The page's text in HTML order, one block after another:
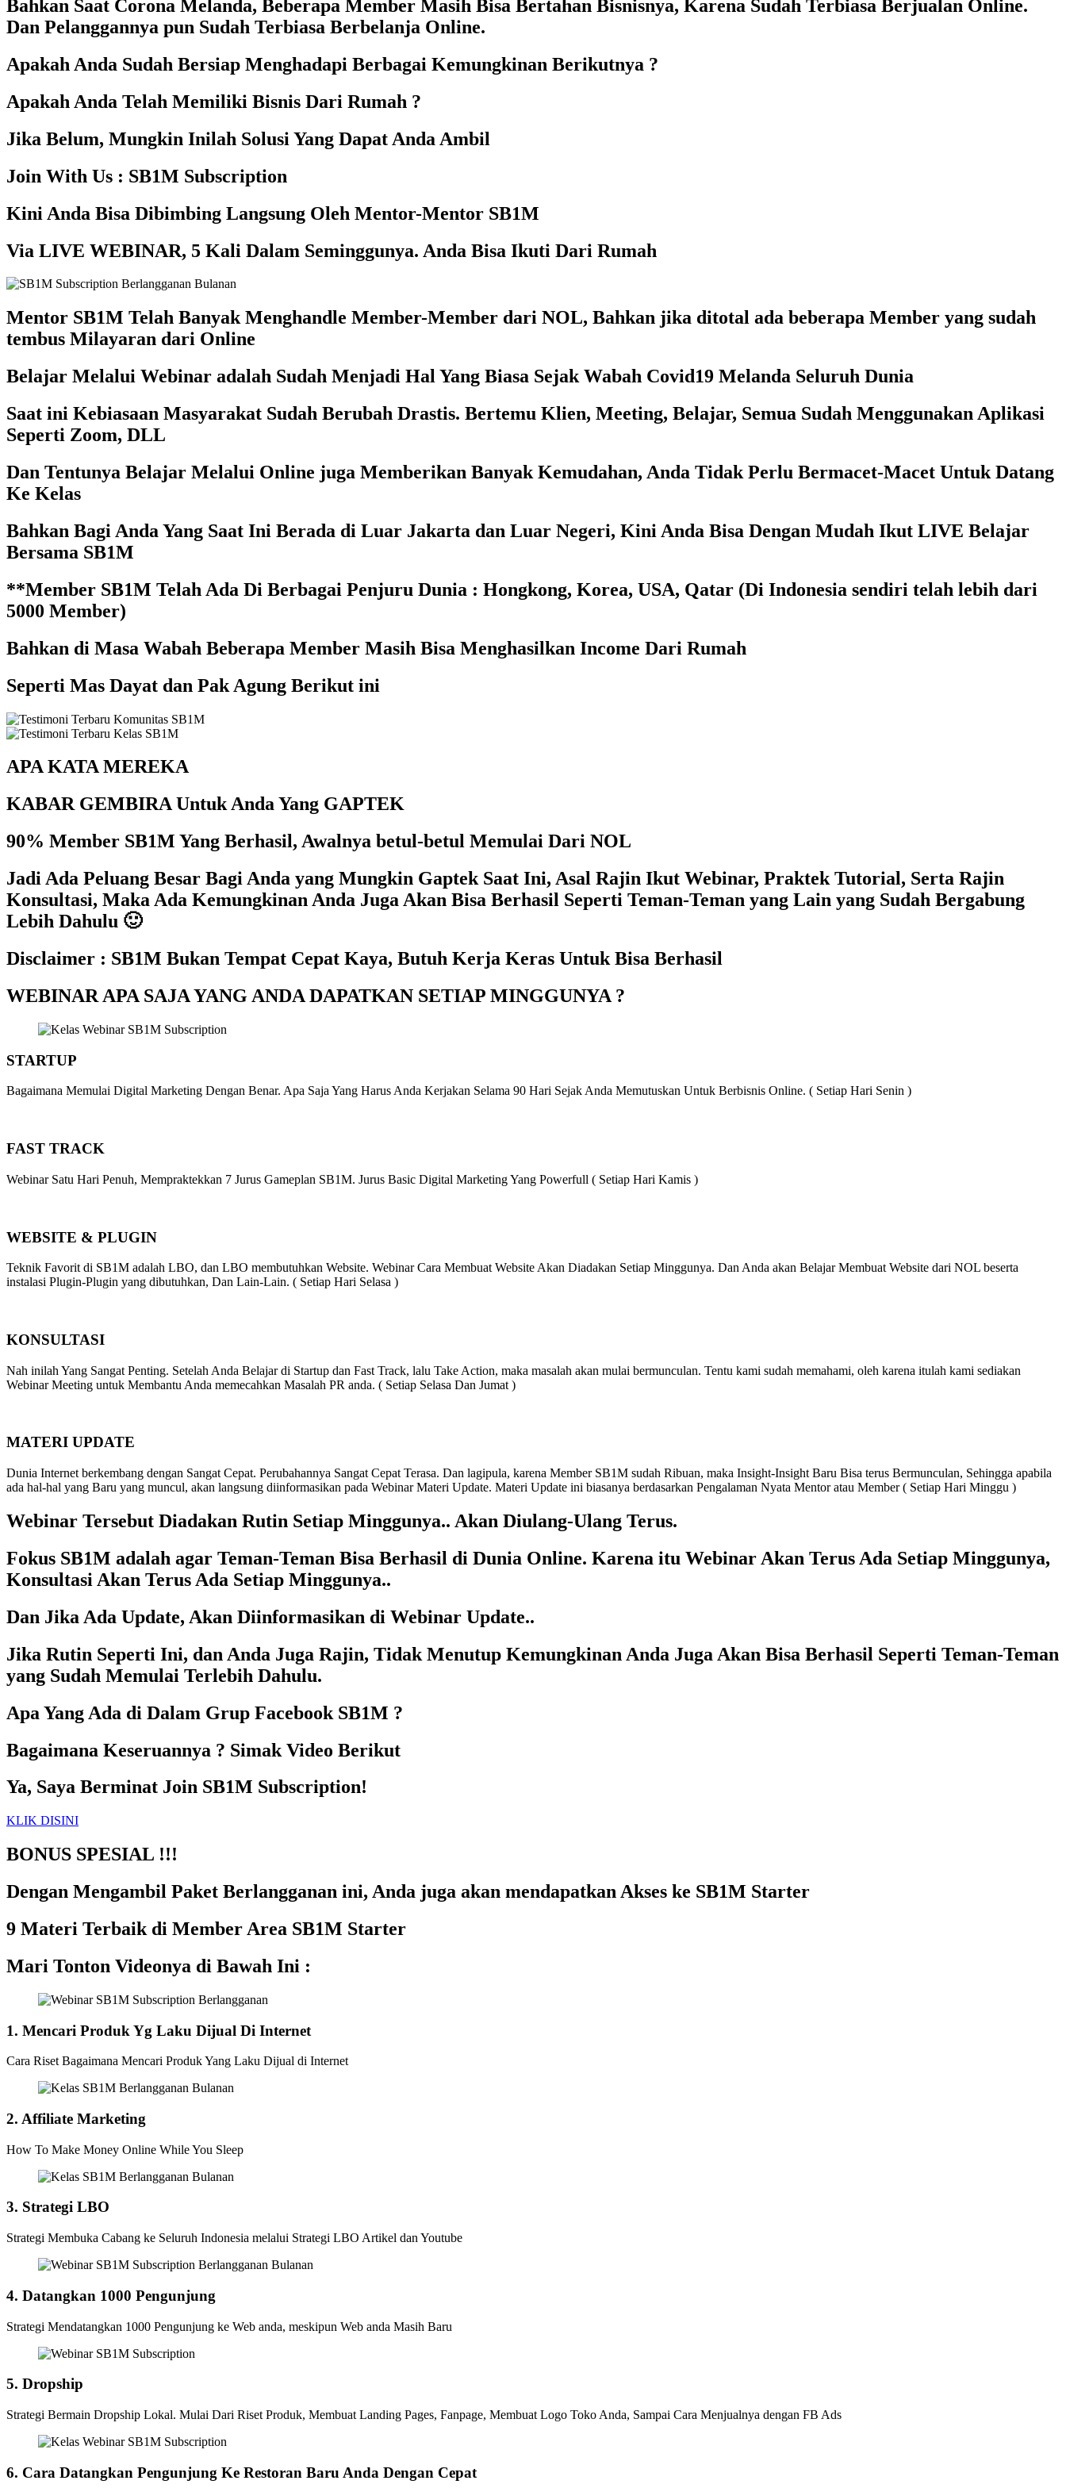
Bahkan Saat Corona Melanda, Beberapa Member Masih Bisa Bertahan Bisnisnya, Karena Sudah Terbiasa Berjualan Online.
Dan Pelanggannya pun Sudah Terbiasa Berbelanja Online.
Apakah Anda Sudah Bersiap Menghadapi Berbagai Kemungkinan Berikutnya ?
Apakah Anda Telah Memiliki Bisnis Dari Rumah ?
Jika Belum, Mungkin Inilah Solusi Yang Dapat Anda Ambil
Join With Us : SB1M Subscription
Kini Anda Bisa Dibimbing Langsung Oleh Mentor-Mentor SB1M
Via LIVE WEBINAR, 5 Kali Dalam Seminggunya. Anda Bisa Ikuti Dari Rumah
Mentor SB1M Telah Banyak Menghandle Member-Member dari NOL, Bahkan jika ditotal ada beberapa Member yang sudah
tembus Milayaran dari Online
Belajar Melalui Webinar adalah Sudah Menjadi Hal Yang Biasa Sejak Wabah Covid19 Melanda Seluruh Dunia
Saat ini Kebiasaan Masyarakat Sudah Berubah Drastis. Bertemu Klien, Meeting, Belajar, Semua Sudah Menggunakan Aplikasi
Seperti Zoom, DLL
Dan Tentunya Belajar Melalui Online juga Memberikan Banyak Kemudahan, Anda Tidak Perlu Bermacet-Macet Untuk Datang
Ke Kelas
Bahkan Bagi Anda Yang Saat Ini Berada di Luar Jakarta dan Luar Negeri, Kini Anda Bisa Dengan Mudah Ikut LIVE Belajar
Bersama SB1M
**Member SB1M Telah Ada Di Berbagai Penjuru Dunia : Hongkong, Korea, USA, Qatar (Di Indonesia sendiri telah lebih dari
5000 Member)
Bahkan di Masa Wabah Beberapa Member Masih Bisa Menghasilkan Income Dari Rumah
Seperti Mas Dayat dan Pak Agung Berikut ini
APA KATA MEREKA
KABAR GEMBIRA Untuk Anda Yang GAPTEK
90% Member SB1M Yang Berhasil, Awalnya betul-betul Memulai Dari NOL
Jadi Ada Peluang Besar Bagi Anda yang Mungkin Gaptek Saat Ini, Asal Rajin Ikut Webinar, Praktek Tutorial, Serta Rajin
Konsultasi, Maka Ada Kemungkinan Anda Juga Akan Bisa Berhasil Seperti Teman-Teman yang Lain yang Sudah Bergabung
Lebih Dahulu 🙂
Disclaimer : SB1M Bukan Tempat Cepat Kaya, Butuh Kerja Keras Untuk Bisa Berhasil
WEBINAR APA SAJA YANG ANDA DAPATKAN SETIAP MINGGUNYA ?
STARTUP
Bagaimana Memulai Digital Marketing Dengan Benar. Apa Saja Yang Harus Anda Kerjakan Selama 90 Hari Sejak Anda Memutuskan Untuk Berbisnis Online. ( Setiap Hari Senin )
FAST TRACK
Webinar Satu Hari Penuh, Mempraktekkan 7 Jurus Gameplan SB1M. Jurus Basic Digital Marketing Yang Powerfull ( Setiap Hari Kamis )
WEBSITE & PLUGIN
Teknik Favorit di SB1M adalah LBO, dan LBO membutuhkan Website. Webinar Cara Membuat Website Akan Diadakan Setiap Minggunya. Dan Anda akan Belajar Membuat Website dari NOL beserta
instalasi Plugin-Plugin yang dibutuhkan, Dan Lain-Lain. ( Setiap Hari Selasa )
KONSULTASI
Nah inilah Yang Sangat Penting. Setelah Anda Belajar di Startup dan Fast Track, lalu Take Action, maka masalah akan mulai bermunculan. Tentu kami sudah memahami, oleh karena itulah kami sediakan
Webinar Meeting untuk Membantu Anda memecahkan Masalah PR anda. ( Setiap Selasa Dan Jumat )
MATERI UPDATE
Dunia Internet berkembang dengan Sangat Cepat. Perubahannya Sangat Cepat Terasa. Dan lagipula, karena Member SB1M sudah Ribuan, maka Insight-Insight Baru Bisa terus Bermunculan, Sehingga apabila
ada hal-hal yang Baru yang muncul, akan langsung diinformasikan pada Webinar Materi Update. Materi Update ini biasanya berdasarkan Pengalaman Nyata Mentor atau Member ( Setiap Hari Minggu )
Webinar Tersebut Diadakan Rutin Setiap Minggunya.. Akan Diulang-Ulang Terus.
Fokus SB1M adalah agar Teman-Teman Bisa Berhasil di Dunia Online. Karena itu Webinar Akan Terus Ada Setiap Minggunya,
Konsultasi Akan Terus Ada Setiap Minggunya..
Dan Jika Ada Update, Akan Diinformasikan di Webinar Update..
Jika Rutin Seperti Ini, dan Anda Juga Rajin, Tidak Menutup Kemungkinan Anda Juga Akan Bisa Berhasil Seperti Teman-Teman
yang Sudah Memulai Terlebih Dahulu.
Apa Yang Ada di Dalam Grup Facebook SB1M ?
Bagaimana Keseruannya ? Simak Video Berikut
Ya, Saya Berminat Join SB1M Subscription!
KLIK DISINI
BONUS SPESIAL !!!
Dengan Mengambil Paket Berlangganan ini, Anda juga akan mendapatkan Akses ke SB1M Starter
9 Materi Terbaik di Member Area SB1M Starter
Mari Tonton Videonya di Bawah Ini :
1. Mencari Produk Yg Laku Dijual Di Internet
Cara Riset Bagaimana Mencari Produk Yang Laku Dijual di Internet
2. Affiliate Marketing
How To Make Money Online While You Sleep
3. Strategi LBO
Strategi Membuka Cabang ke Seluruh Indonesia melalui Strategi LBO Artikel dan Youtube
4. Datangkan 1000 Pengunjung
Strategi Mendatangkan 1000 Pengunjung ke Web anda, meskipun Web anda Masih Baru
5. Dropship
Strategi Bermain Dropship Lokal. Mulai Dari Riset Produk, Membuat Landing Pages, Fanpage, Membuat Logo Toko Anda, Sampai Cara Menjualnya dengan FB Ads
6. Cara Datangkan Pengunjung Ke Restoran Baru Anda Dengan Cepat